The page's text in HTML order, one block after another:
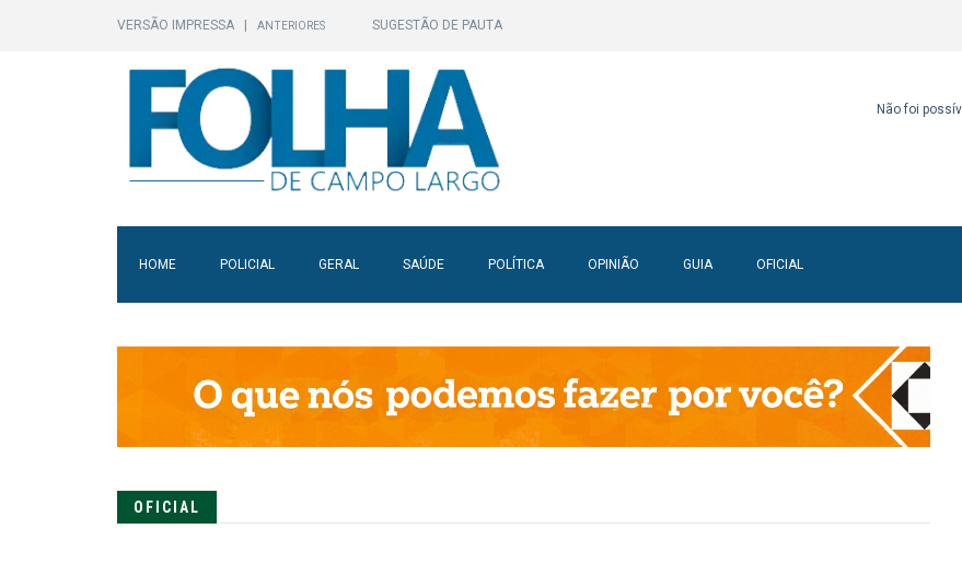
VERSÃO IMPRESSA ANTERIORES SUGESTÃO DE PAUTA
Não foi
HOME POLICIAL GERAL SAÚDE POLÍTICA OPINIÃO GUIA OFICIAL
OFICIAL